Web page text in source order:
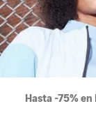
Hasta -75%